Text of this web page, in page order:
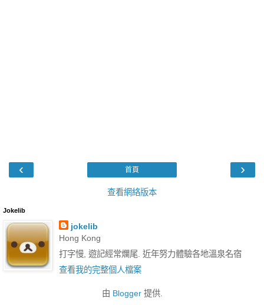
‹ ›
首頁
查看網絡版本
Jokelib
jokelib
Hong Kong
打字慢, 遊記經常爛尾. 近年努力體驗各地溫泉名宿
查看我的完整個人檔案
由 Blogger提供.